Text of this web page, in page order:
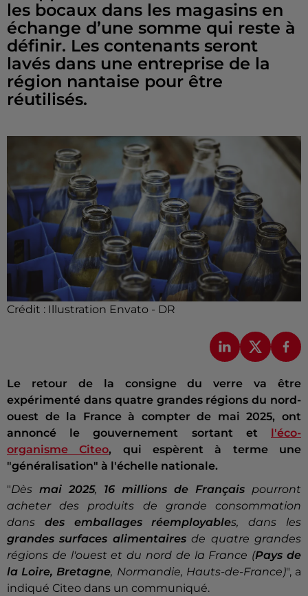
les bocaux dans les magasins en
échange d’une somme qui reste à
définir. Les contenants seront
lavés dans une entreprise de la
région nantaise pour être
réutilisés.
Crédit : Illustration Envato - DR
Le retour de la consigne du verre va être
expérimenté dans quatre grandes régions du nord-
ouest de la France à compter de mai 2025, ont
annoncé le gouvernement sortant et
l'éco-
organisme Citeo, qui espèrent à terme une
"généralisation" à l'échelle nationale.
"Dès mai 2025, 16 millions de Français pourront
acheter des produits de grande consommation
dans des emballages réemployables, dans les
grandes surfaces alimentairesde quatre grandes
régions de l'ouest et du nord de la France (Pays de
la Loire, Bretagne, Normandie, Hauts-de-France)", a
indiqué Citeo dans un communiqué.